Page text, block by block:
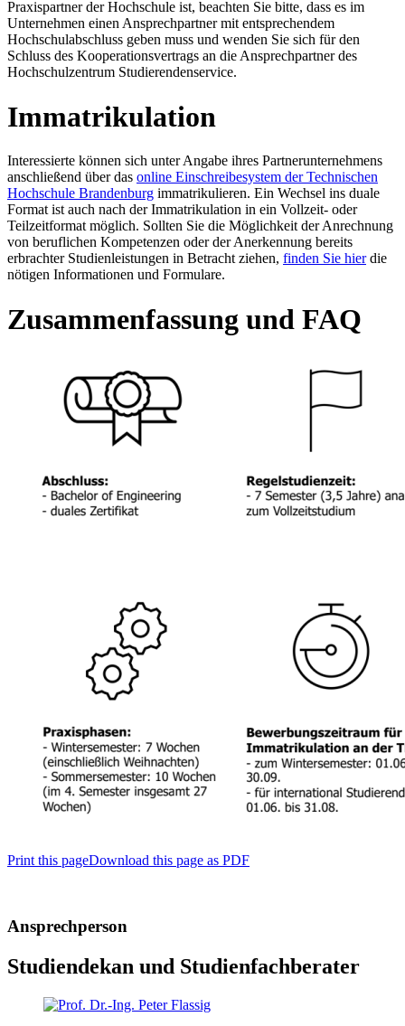
Praxispartner der Hochschule ist, beachten Sie bitte, dass es im
Unternehmen einen Ansprechpartner mit entsprechendem
Hochschulabschluss geben muss und wenden Sie sich für den
Schluss des Kooperationsvertrags an die Ansprechpartner des
Hochschulzentrum Studierendenservice.
Immatrikulation
Interessierte können sich unter Angabe ihres Partnerunternehmens
anschließend über das online Einschreibesystem der Technischen
Hochschule Brandenburg immatrikulieren. Ein Wechsel ins duale
Format ist auch nach der Immatrikulation in ein Vollzeit- oder
Teilzeitformat möglich. Sollten Sie die Möglichkeit der Anrechnung
von beruflichen Kompetenzen oder der Anerkennung bereits
erbrachter Studienleistungen in Betracht ziehen, finden Sie hierdie
nötigen Informationen und Formulare.
Zusammenfassung und FAQ
Print this pageDownload this page as PDF
Ansprechperson
Studiendekan und Studienfachberater